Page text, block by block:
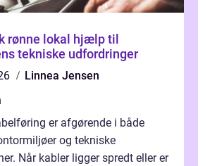
hjælp til
tekniske udfordringer
Linnea Jensen
er afgørende i både
og tekniske
Når kabler ligger spredt eller er